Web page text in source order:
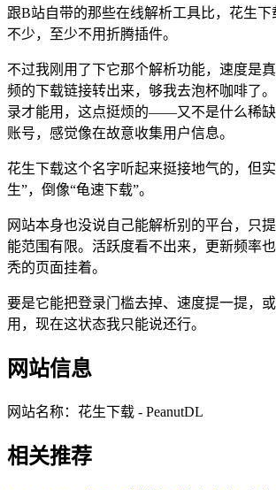
跟B站自带的那些在线解析工具比，花生
不少，至少不用折腾插件。
不过我刚用了下它那个解析功能，速度是
频的下载链接转出来，够我去泡杯咖啡了
录才能用，这点挺烦的——又不是什么稀
账号，感觉像在故意收集用户信息。
花生下载这个名字听起来挺接地气的，但
生”，倒像“龟速下载”。
网站本身也没说自己能解析别的平台，只
能范围有限。活跃度看不出来，更新频率
秃的页面挂着。
要是它能把登录门槛去掉、速度提一提，
用，现在这状态我只能说还行。
网站信息
网站名称： 花生下载 - PeanutDL
相关推荐